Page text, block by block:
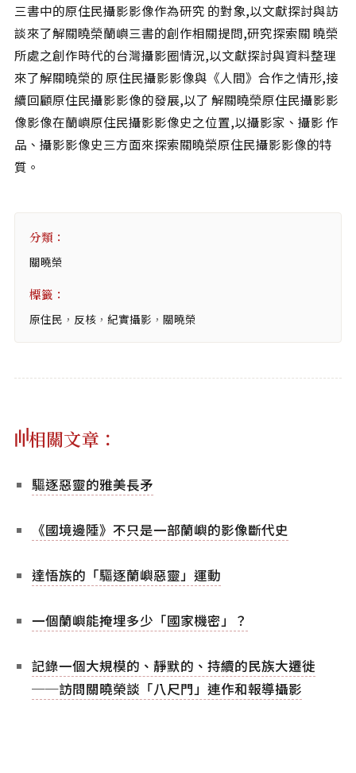
三書中的原住民攝影影像作為研究 的對象,以文獻探討與訪
談來了解關曉榮蘭嶼三書的創作相關提問,研究探索關 曉榮
所處之創作時代的台灣攝影圈情況,以文獻探討與資料整理
來了解關曉榮的 原住民攝影影像與《人間》合作之情形,接
續回顧原住民攝影影像的發展,以了 解關曉榮原住民攝影影
像影像在蘭嶼原住民攝影影像史之位置,以攝影家、攝影 作
品、攝影影像史三方面來探索關曉榮原住民攝影影像的特
質。
分類：
關曉榮
標籤：
原住民 ， 反核 ， 紀實攝影 ， 關曉榮
相關文章：
驅逐惡靈的雅美長矛
《國境邊陲》不只是一部蘭嶼的影像斷代史
達悟族的「驅逐蘭嶼惡靈」運動
一個蘭嶼能掩埋多少「國家機密」？
記錄一個大規模的、靜默的、持續的民族大遷徙
──訪問關曉榮談「八尺門」連作和報導攝影